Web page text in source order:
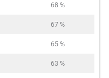
68 %
67 %
65 %
63 %